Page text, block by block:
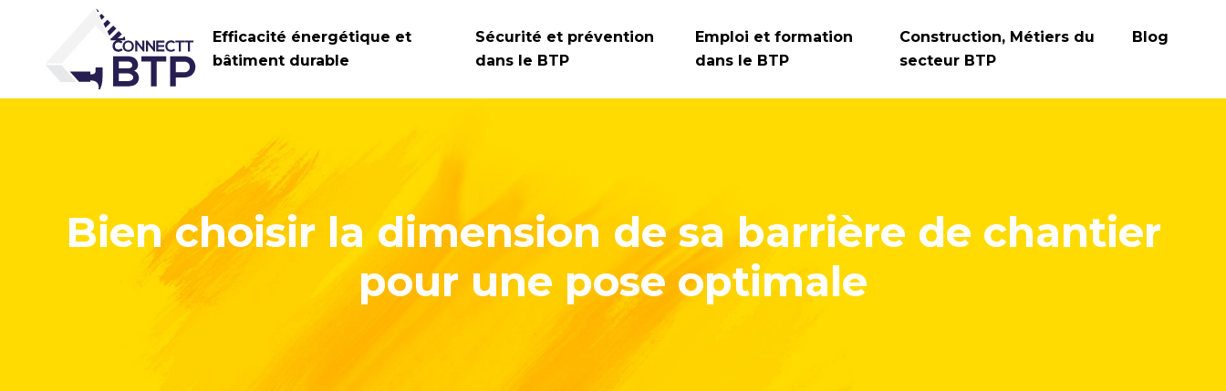
Efficacité énergétique et
bâtiment durable
Sécurité et prévention
dans le BTP
Emploi et formation
dans le BTP
Construction, Métiers du
secteur BTP
Blog
Bien choisir la dimension de sa barrière de chantier
pour une pose optimale